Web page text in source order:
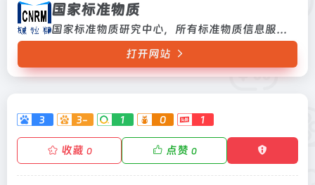
国家标准物质
国家标准物质研究中心，所有标准物质信息服务平台
打开网站
3 3- 1 0 1
收藏 0 点赞 0